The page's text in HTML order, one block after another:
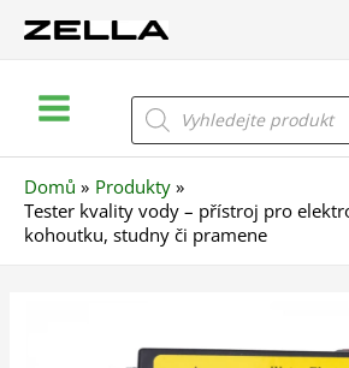
Menu
Products
search
Domů
Produkty
Tester kvality vody – přístroj pro
kohoutku, studny či pramene